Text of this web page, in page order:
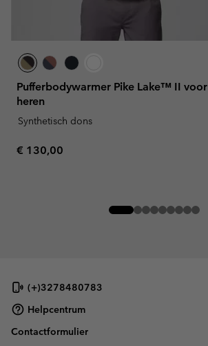
Pufferbodywarmer Pike Lake™ II voor
heren
Synthetisch dons
Regular price:
€ 130,00
(+)3278480783
Helpcentrum
Contactformulier